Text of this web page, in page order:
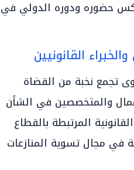
حضوره ودوره الدولي في
القانونيين
تجمع نخبة من القضاة
والمتخصصين في الشأن
المرتبطة بالقطاع
في مجال تسوية المنازعات